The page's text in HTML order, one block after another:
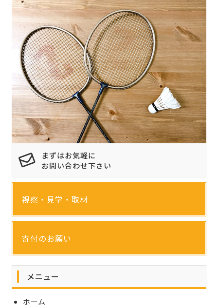
まずはお気軽に
お問い合わせ下さい
視察・見学・取材
寄付のお願い
メニュー
ホーム